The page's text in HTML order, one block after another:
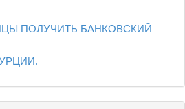
ПОЛУЧИТЬ БАНКОВСКИЙ